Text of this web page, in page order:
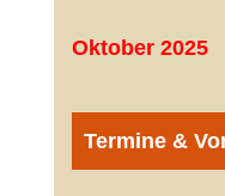
Oktober 2025
Termine &